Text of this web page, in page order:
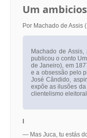
Um
Por Machado de Assis
Machado de
publicou o conto
de Janeiro), em
e a obsessão pelo
José Cândido,
expõe as ilusões
clientelismo
— Mas Juca, tu estás